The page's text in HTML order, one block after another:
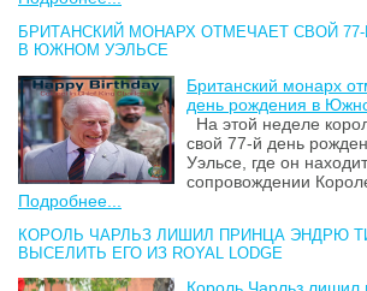
БРИТАНСКИЙ МОНАРХ ОТМЕЧАЕТ СВОЙ
В ЮЖНОМ УЭЛЬСЕ
Британский монарх
день рождения в
На этой неделе
свой 77-й день
Уэльсе, где он
сопровождении
Подробнее...
КОРОЛЬ ЧАРЛЬЗ ЛИШИЛ ПРИНЦА ЭНДРЮ
ВЫСЕЛИТЬ ЕГО ИЗ ROYAL LODGE